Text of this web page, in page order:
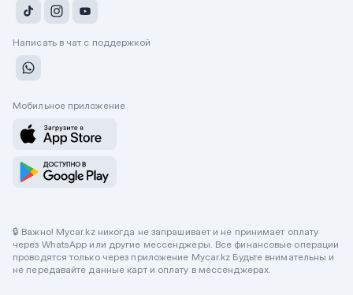
Написать в чат с поддержкой
Мобильное приложение
🔒 Важно! Mycar.kz никогда не запрашивает и не принимает оплату
через WhatsApp или другие мессенджеры. Все финансовые операции
проводятся только через приложение Mycar.kz Будьте внимательны и
не передавайте данные карт и оплату в мессенджерах.